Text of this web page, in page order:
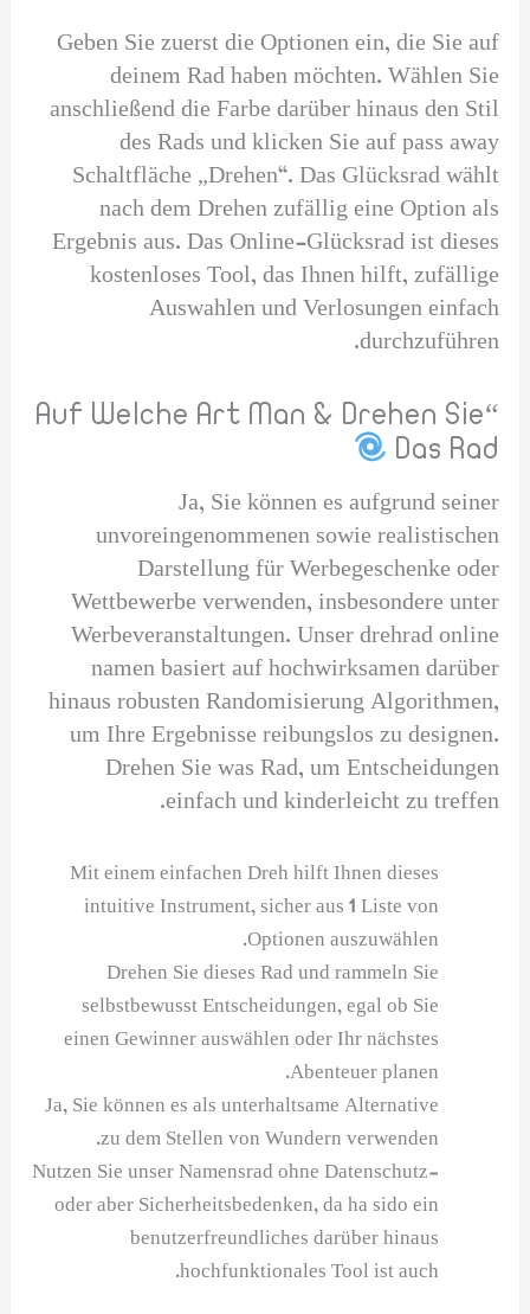
Geben Sie zuerst die Optionen ein, die Sie auf
deinem Rad haben möchten. Wählen Sie
anschließend die Farbe darüber hinaus den Stil
des Rads und klicken Sie auf pass away
Schaltfläche „Drehen“. Das Glücksrad wählt
nach dem Drehen zufällig eine Option als
Ergebnis aus. Das Online-Glücksrad ist dieses
kostenloses Tool, das Ihnen hilft, zufällige
Auswahlen und Verlosungen einfach
durchzuführen.
“Auf Welche Art Man & Drehen Sie
Das Rad
Ja, Sie können es aufgrund seiner
unvoreingenommenen sowie realistischen
Darstellung für Werbegeschenke oder
Wettbewerbe verwenden, insbesondere unter
Werbeveranstaltungen. Unser drehrad online
namen basiert auf hochwirksamen darüber
hinaus robusten Randomisierung Algorithmen,
um Ihre Ergebnisse reibungslos zu designen.
Drehen Sie was Rad, um Entscheidungen
einfach und kinderleicht zu treffen.
Mit einem einfachen Dreh hilft Ihnen dieses
intuitive Instrument, sicher aus 1 Liste von
Optionen auszuwählen.
Drehen Sie dieses Rad und rammeln Sie
selbstbewusst Entscheidungen, egal ob Sie
einen Gewinner auswählen oder Ihr nächstes
Abenteuer planen.
Ja, Sie können es als unterhaltsame Alternative
zu dem Stellen von Wundern verwenden.
Nutzen Sie unser Namensrad ohne Datenschutz-
oder aber Sicherheitsbedenken, da ha sido ein
benutzerfreundliches darüber hinaus
hochfunktionales Tool ist auch.